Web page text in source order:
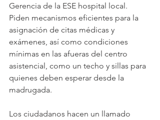
Gerencia de la ESE hospital local.
Piden mecanismos eficientes para la
asignación de citas médicas y
exámenes, así como condiciones
mínimas en las afueras del centro
asistencial, como un techo y sillas para
quienes deben esperar desde la
madrugada.
Los ciudadanos hacen un llamado